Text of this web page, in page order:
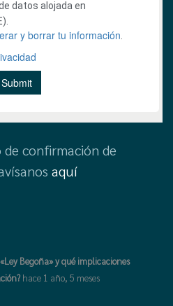
confirmación de
aquí
Begoña» y qué implicaciones
hace 1 año, 5 meses